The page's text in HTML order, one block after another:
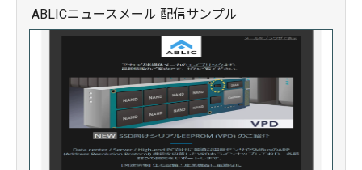
ABLICニュースメール 配信サンプル